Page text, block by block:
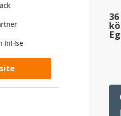
InHse